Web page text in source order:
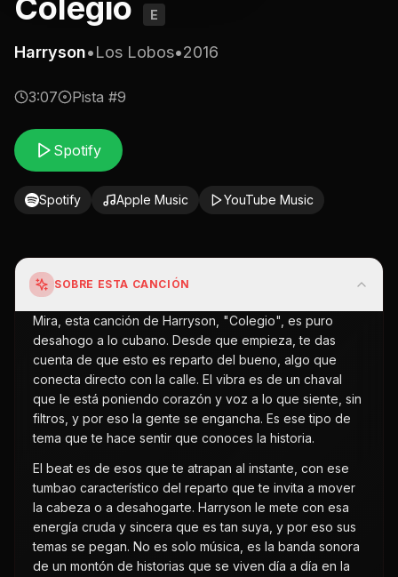
Colegio E
Harryson•Los Lobos•2016
3:07 Pista #9
Spotify
Spotify Apple Music YouTube Music
SOBRE ESTA CANCIÓN
Mira, esta canción de Harryson, "Colegio", es puro
desahogo a lo cubano. Desde que empieza, te das
cuenta de que esto es reparto del bueno, algo que
conecta directo con la calle. El vibra es de un chaval
que le está poniendo corazón y voz a lo que siente, sin
filtros, y por eso la gente se engancha. Es ese tipo de
tema que te hace sentir que conoces la historia.
El beat es de esos que te atrapan al instante, con ese
tumbao característico del reparto que te invita a mover
la cabeza o a desahogarte. Harryson le mete con esa
energía cruda y sincera que es tan suya, y por eso sus
temas se pegan. No es solo música, es la banda sonora
de un montón de historias que se viven día a día en la